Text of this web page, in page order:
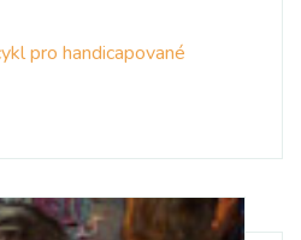
pro handicapované